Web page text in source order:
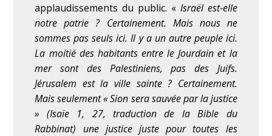
applaudissements du public. « Israël est-elle
notre patrie ? Certainement. Mais nous ne
sommes pas seuls ici. Il y a un autre peuple ici.
La moitié des habitants entre le Jourdain et la
mer sont des Palestiniens, pas des Juifs.
Jérusalem est la ville sainte ? Certainement.
Mais seulement « Sion sera sauvée par la justice
» (Isaïe 1, 27, traduction de la Bible du
Rabbinat) une justice juste pour toutes les